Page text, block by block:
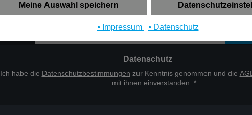
Angebote informiert werden.
Adresse
Datenschutz
Ich habe die Datenschutzbestimmungen zur Kenntnis genommen und die
mit ihnen einverstanden. *
Meine Auswahl speichern
⦁ Impressum ⦁ Datenschutz